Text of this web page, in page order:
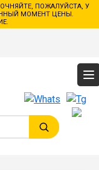
ПОЖАЛУЙСТА, У
МОМЕНТ ЦЕНЫ.